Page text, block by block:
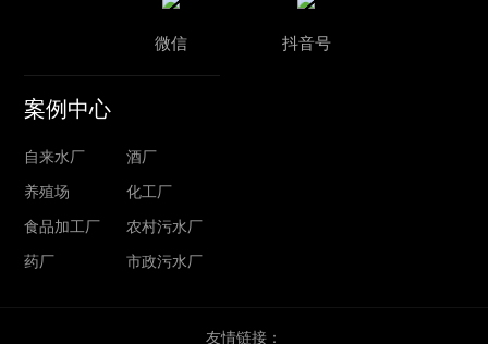
微信 抖音号
案例中心
自来水厂 酒厂
养殖场 化工厂
食品加工厂 农村污水厂
药厂 市政污水厂
友情链接：